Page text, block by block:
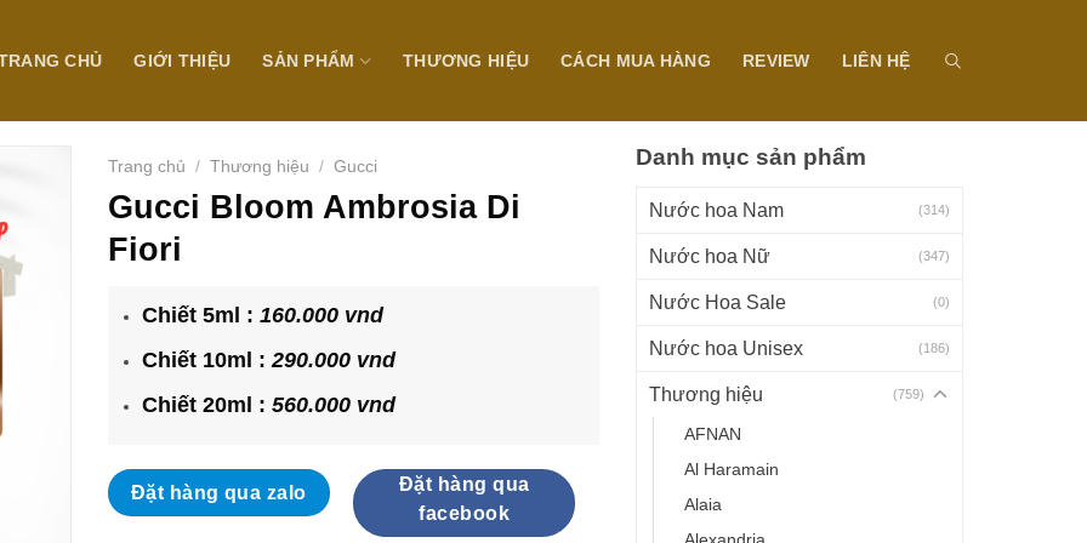
CHỦ GIỚI THIỆU SẢN PHẨM THƯƠNG HIỆU CÁCH MUA HÀNG REVIEW LIÊN HỆ
Danh mục sản phẩm
Nước hoa Nam (314)
Nước hoa Nữ (347)
Nước Hoa Sale (0)
Nước hoa Unisex (186)
Thương hiệu (759)
AFNAN
Al Haramain
Alaia
Trang chủ / Thương hiệu / Gucci
Gucci Bloom Ambrosia Di
Fiori
Chiết 5ml :160.000 vnd
Chiết 10ml :290.000 vnd
Chiết 20ml :560.000 vnd
Đặt hàng qua zalo
Đặt hàng qua
facebook